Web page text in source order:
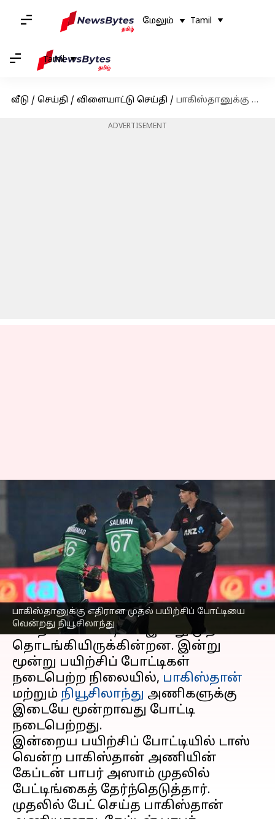
மேலும் Tamil
Tamil
வீடு / செய்தி / விளையாட்டு செய்தி / பாகிஸ்தானுக்கு எதிரான முதல் பயிற்சிப் போட்டியை வென்றது நியூசிலாந்து
ADVERTISEMENT
பாகிஸ்தானுக்கு எதிரான முதல் பயிற்சிப் போட்டியை
வென்றது நியூசிலாந்து
பாகிஸ்தானுக்கு எதிரான
முதல் பயிற்சிப் போட்டியை
வென்றது நியூசிலாந்து
எழுதியவர் Prasanna Venkatesh Sep 29, 2023 10:11 pm
செய்தி முன்னோட்டம்
ஒருநாள்உலக கோப்பைக்கான
பயிற்சிப் போட்டிகள் இன்று முதல்
தொடங்கியிருக்கின்றன. இன்று
மூன்று பயிற்சிப் போட்டிகள்
நடைபெற்ற நிலையில், பாகிஸ்தான்
மற்றும் நியூசிலாந்து அணிகளுக்கு
இடையே மூன்றாவது போட்டி
நடைபெற்றது.
இன்றைய பயிற்சிப் போட்டியில் டாஸ்
வென்ற பாகிஸ்தான் அணியின்
கேப்டன் பாபர் அஸாம் முதலில்
பேட்டிங்கைத் தேர்ந்தெடுத்தார்.
முதலில் பேட் செய்த பாகிஸ்தான்